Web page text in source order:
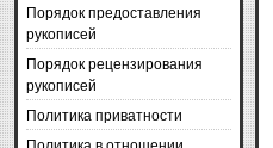
Порядок предоставления
рукописей
Порядок рецензирования
рукописей
Политика приватности
Политика в отношении